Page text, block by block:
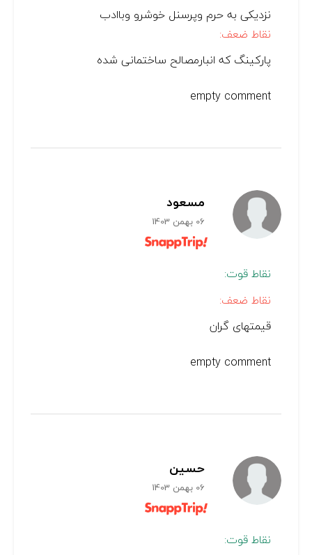
نزدیکی به حرم وپرسنل خوشرو وباادب
نقاط ضعف:
پارکینگ که انبارمصالح ساختمانی شده
empty comment
مسعود
06 بهمن 1403
نقاط قوت:
نقاط ضعف:
قیمتهای گران
empty comment
حسین
06 بهمن 1403
نقاط قوت: